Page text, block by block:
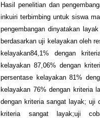
Hasil penelitian dan
inkuiri terbimbing untuk siswa
pengembangan dinyatakan
berdasarkan uji kelayakan oleh
kelayakan84,1% dengan
kelayakan 87,06% dengan
persentase kelayakan 81%
kelayakan 76% dengan kriteria
dengan kriteria sangat layak; uji
kriteria sangat layak;uji